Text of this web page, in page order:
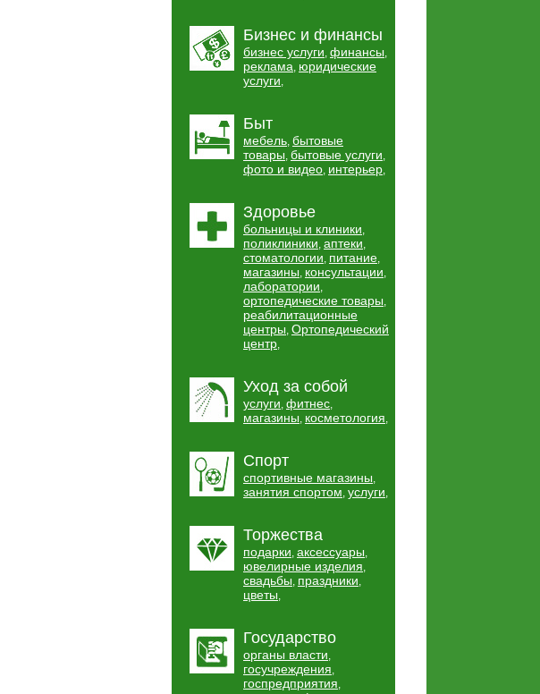
Бизнес и финансы
бизнес услуги, финансы,
реклама, юридические
услуги,
Быт
мебель, бытовые
товары, бытовые услуги,
фото и видео, интерьер,
Здоровье
больницы и клиники,
поликлиники, аптеки,
стоматологии, питание,
магазины, консультации,
лаборатории,
ортопедические товары,
реабилитационные
центры, Ортопедический
центр,
Уход за собой
услуги, фитнес,
магазины, косметология,
Спорт
спортивные магазины,
занятия спортом, услуги,
Торжества
подарки, аксессуары,
ювелирные изделия,
свадьбы, праздники,
цветы,
Государство
органы власти,
госучреждения,
госпредприятия,